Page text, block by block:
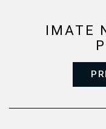
IMATE